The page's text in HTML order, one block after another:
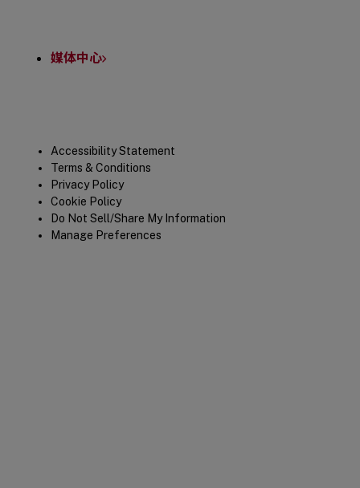
媒体中心
LegalAccessibility Statement
Terms & Conditions
Privacy Policy
Cookie Policy
Do Not Sell/Share My Information
Manage Preferences